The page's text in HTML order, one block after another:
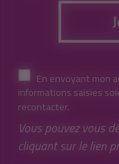
En envoyant mon
informations saisies
recontacter.
Vous pouvez vous
cliquant sur le lien